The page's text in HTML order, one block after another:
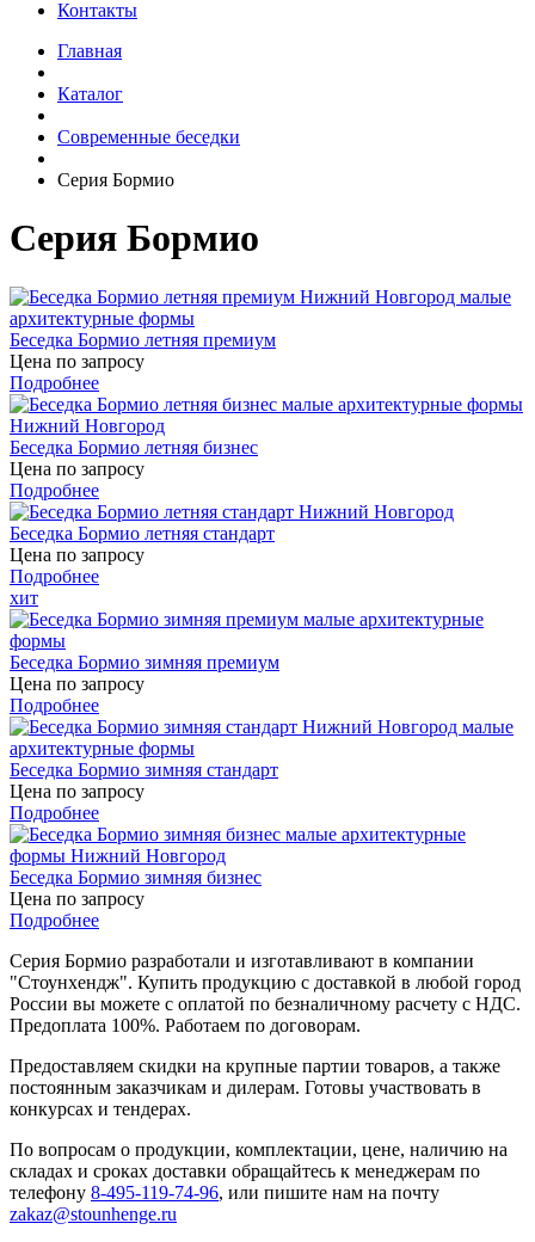
Контакты
Главная
Каталог
Современные беседки
Серия Бормио
Серия Бормио
Беседка Бормио летняя премиум
Цена по запросу
Подробнее
Беседка Бормио летняя бизнес
Цена по запросу
Подробнее
Беседка Бормио летняя стандарт
Цена по запросу
Подробнее
хит
Беседка Бормио зимняя премиум
Цена по запросу
Подробнее
Беседка Бормио зимняя стандарт
Цена по запросу
Подробнее
Беседка Бормио зимняя бизнес
Цена по запросу
Подробнее
Серия Бормио разработали и изготавливают в компании
"Стоунхендж". Купить продукцию с доставкой в любой город
России вы можете с оплатой по безналичному расчету с НДС.
Предоплата 100%. Работаем по договорам.
Предоставляем скидки на крупные партии товаров, а также
постоянным заказчикам и дилерам. Готовы участвовать в
конкурсах и тендерах.
По вопросам о продукции, комплектации, цене, наличию на
складах и сроках доставки обращайтесь к менеджерам по
телефону 8-495-119-74-96, или пишите нам на почту
zakaz@stounhenge.ru